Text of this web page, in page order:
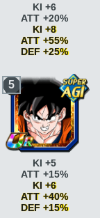
Fierté saiyan
ATT
+15%
Fierté saiyanATT
+20%
Race saiyanATT
+5%
Race saiyanATT
+10%
Briser la limite
Briser la limiteKI +2
ATT +5% DEF +5%
Paré au combat
+2
KI +6
ATT +20%
KI +8
ATT +55%
DEF +25%
5
KI +5
ATT +15%
KI +6
ATT +40%
DEF +15%